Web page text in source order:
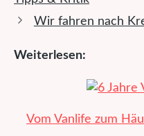
Wir fahren nach
Weiterlesen:
Vom Vanlife zum